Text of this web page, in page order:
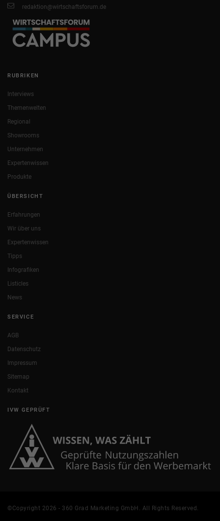
redaktion@wirtschaftsforum.de
RUBRIKEN
Interviews
Themenwelten
Regional
Showrooms
Unternehmen
Expertenwissen
Produkte
ÜBERSICHT
Erfahrungen
Wir über uns
Expertenwissen
Tipps
Infografiken
Listicles
News
SERVICE
AGB
Datenschutz
Impressum
Sitemap
Kontakt
IVW GEPRÜFT
©Copyright 2026 - 360 Grad Marketing GmbH. All Rights Reserved.